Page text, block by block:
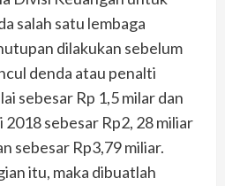
salah satu lembaga
dilakukan sebelum
denda atau penalti
sebesar Rp 1,5 milar dan
sebesar Rp2, 28 miliar
sebesar Rp3,79 miliar.
itu, maka dibuatlah